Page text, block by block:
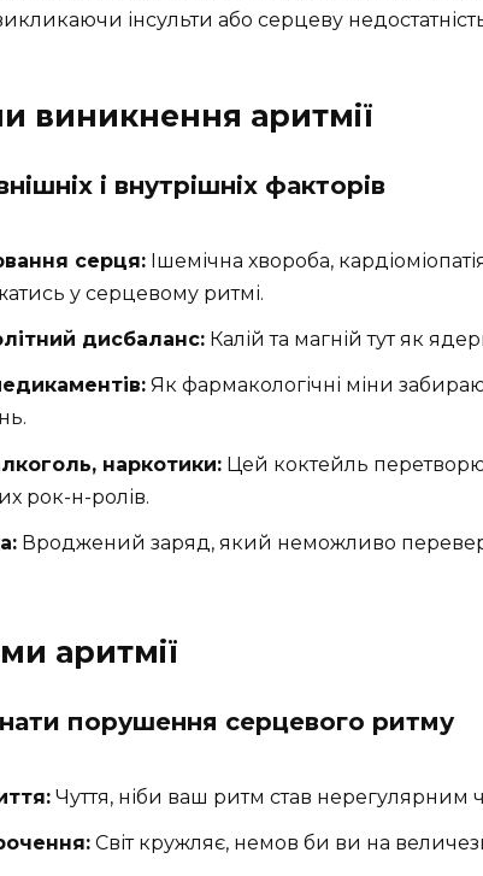
інсульти або серцеву
виникнення аритмії
і внутрішніх факторів
серця: Ішемічна хвороба,
у серцевому ритмі.
дисбаланс: Калій та магній тут як
Як фармакологічні міни
наркотики: Цей коктейль
рок-н-ролів.
Вроджений заряд, який неможливо
аритмії
порушення серцевого ритму
Чуття, ніби ваш ритм став нерегулярним
Світ кружляє, немов би ви на